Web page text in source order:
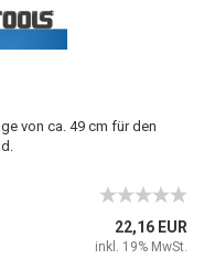
von ca. 49 cm für den
22,16 EUR
inkl. 19% MwSt.